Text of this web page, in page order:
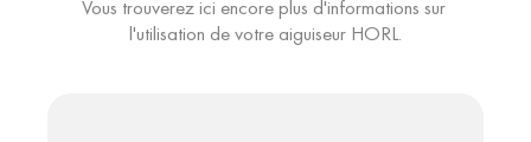
Vous trouverez ici encore plus d'informations sur
l'utilisation de votre aiguiseur HORL.